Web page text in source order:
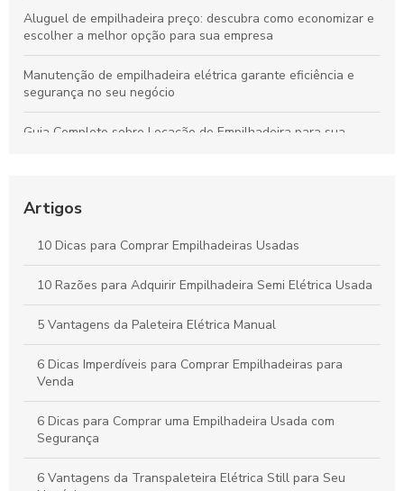
Aluguel de empilhadeira preço: descubra como economizar e
escolher a melhor opção para sua empresa
Manutenção de empilhadeira elétrica garante eficiência e
segurança no seu negócio
Guia Completo sobre Locação de Empilhadeira para sua
Empresa
Como Escolher a Melhor Selecionadora de Pedidos para Seu
Negócio
Peças para Empilhadeira: Como Escolher as Melhores Opções
para seu Equipamento
Artigos
10 Dicas para Comprar Empilhadeiras Usadas
10 Razões para Adquirir Empilhadeira Semi Elétrica Usada
5 Vantagens da Paleteira Elétrica Manual
6 Dicas Imperdíveis para Comprar Empilhadeiras para
Venda
6 Dicas para Comprar uma Empilhadeira Usada com
Segurança
6 Vantagens da Transpaleteira Elétrica Still para Seu